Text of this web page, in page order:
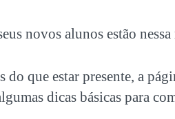
novos alunos estão
do que estar presente, a
dicas básicas para